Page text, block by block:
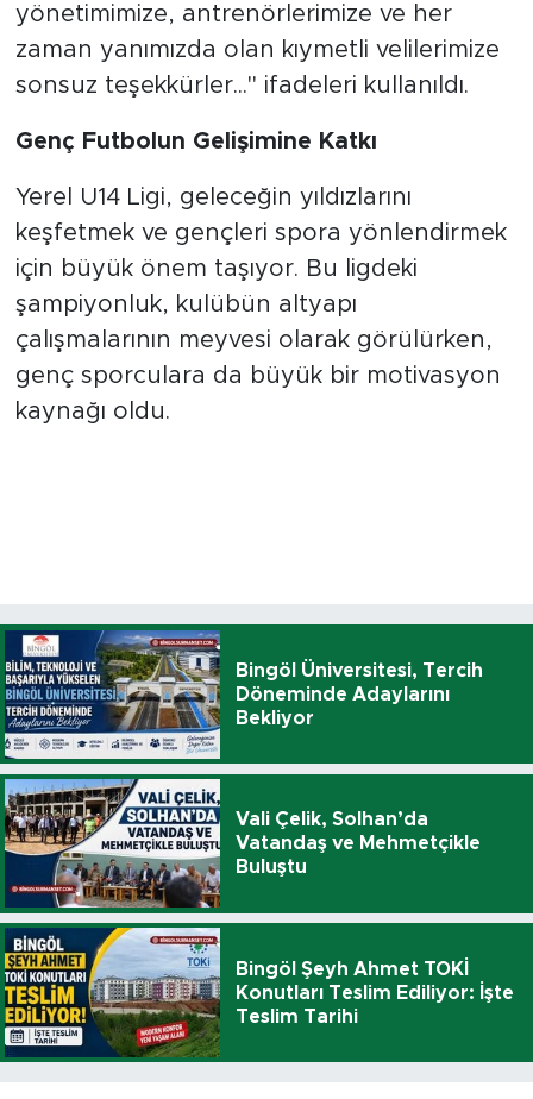
yönetimimize, antrenörlerimize ve her
zaman yanımızda olan kıymetli velilerimize
sonsuz teşekkürler..." ifadeleri kullanıldı.
Genç Futbolun Gelişimine Katkı
Yerel U14 Ligi, geleceğin yıldızlarını
keşfetmek ve gençleri spora yönlendirmek
için büyük önem taşıyor. Bu ligdeki
şampiyonluk, kulübün altyapı
çalışmalarının meyvesi olarak görülürken,
genç sporculara da büyük bir motivasyon
kaynağı oldu.
Bingöl Üniversitesi, Tercih
Döneminde Adaylarını
Bekliyor
Vali Çelik, Solhan’da
Vatandaş ve Mehmetçikle
Buluştu
Bingöl Şeyh Ahmet TOKİ
Konutları Teslim Ediliyor: İşte
Teslim Tarihi